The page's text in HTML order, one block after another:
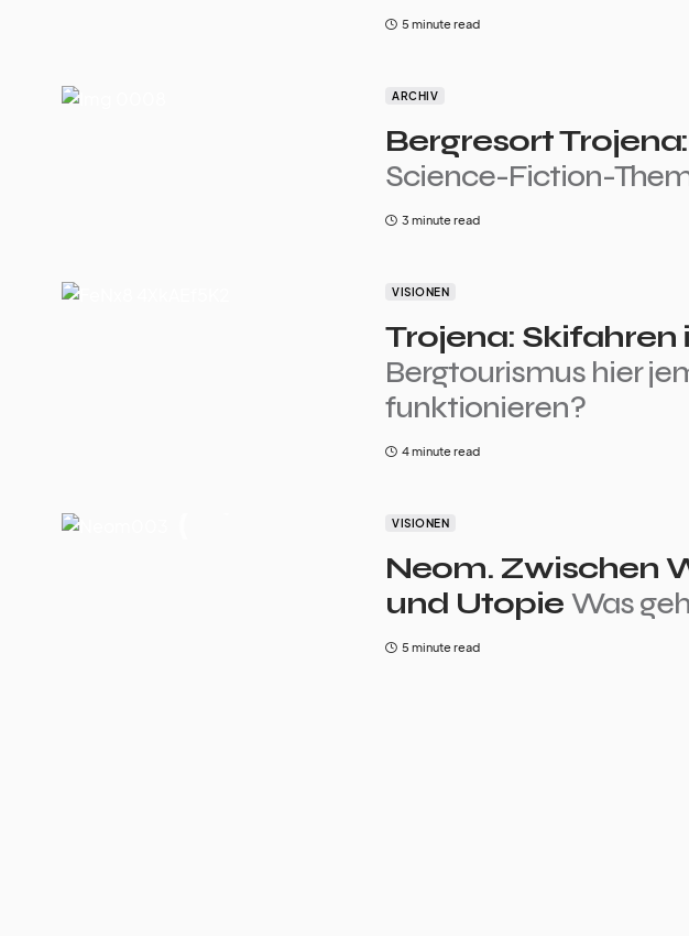
5 minute read
ARCHIV
Bergresort Trojena:
Science-Fiction-
3 minute read
VISIONEN
Trojena: Skifahren
Bergtourismus hier
funktionieren?
4 minute read
VISIONEN
Neom. Zwischen
und Utopie Was
5 minute read